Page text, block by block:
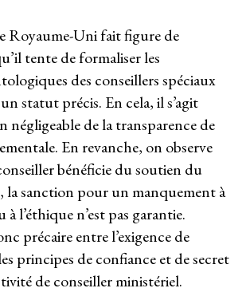
Royaume-Uni fait figure de
tente de formaliser les
des conseillers spéciaux
statut précis. En cela, il s’agit
négligeable de la transparence de
En revanche, on observe
bénéficie du soutien du
la sanction pour un manquement à
l’éthique n’est pas garantie.
précaire entre l’exigence de
principes de confiance et de secret
de conseiller ministériel.